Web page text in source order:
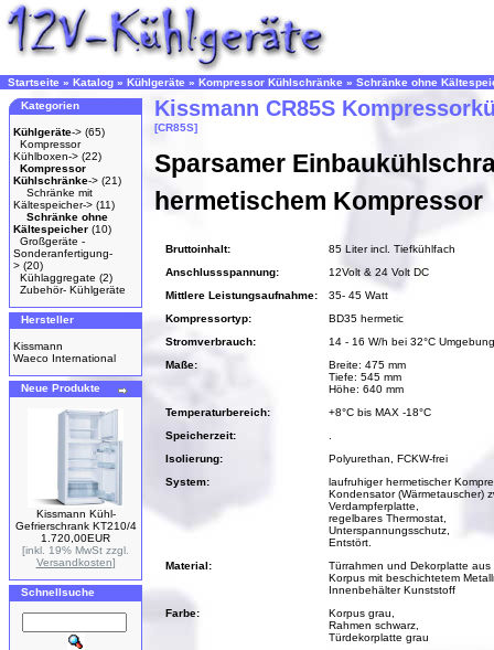
Startseite » Katalog » Kühlgeräte » Kompressor Kühlschränke » Schränke ohne
Kategorien
Kühlgeräte-> (65)
Kompressor
Kühlboxen-> (22)
Kompressor
Kühlschränke-> (21)
Schränke mit
Kältespeicher-> (11)
Schränke ohne
Kältespeicher (10)
Großgeräte -
Sonderanfertigung-
> (20)
Kühlaggregate (2)
Zubehör- Kühlgeräte
Hersteller
Kissmann
Waeco International
Neue Produkte
Kissmann Kühl-
Gefrierschrank KT210/4
1.720,00EUR
[inkl. 19% MwSt zzgl.
Versandkosten]
Schnellsuche
Kissmann CR85S
[CR85S]
Sparsamer
hermetischem Kompressor
Bruttoinhalt:
85 Liter incl. Tiefkühlfach
Anschlussspannung:
12Volt & 24 Volt DC
Mittlere Leistungsaufnahme:
35- 45 Watt
Kompressortyp:
BD35 hermetic
Stromverbrauch:
14 - 16 W/h bei 32°C
Maße:
Breite: 475 mm
Tiefe: 545 mm
Höhe: 640 mm
Temperaturbereich:
+8°C bis MAX -18°C
Speicherzeit:
Isolierung:
Polyurethan, FCKW-frei
System:
laufruhiger hermetischer
Kondensator (Wärmetauscher)
Verdampferplatte,
regelbares Thermostat,
Unterspannungsschutz,
Entstört.
Material:
Türrahmen und Dekorplatte
Korpus mit beschichtetem
Innenbehälter Kunststoff
Farbe:
Korpus grau,
Rahmen schwarz,
Türdekorplatte grau